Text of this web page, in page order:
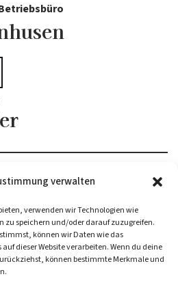
verwalten
verwenden wir Technologien wie
zu speichern und/oder darauf zuzugreifen.
können wir Daten wie das
dieser Website verarbeiten. Wenn du deine
können bestimmte Merkmale und